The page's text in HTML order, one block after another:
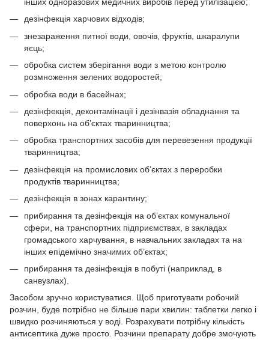
дезінфекція харчових відходів;
знезараження питної води, овочів, фруктів, шкаралупи
яєць;
обробка систем зберігання води з метою контролю
розмноження зелених водоростей;
обробка води в басейнах;
дезінфекція, деконтамінації і дезінвазія обладнання та
поверхонь на об’єктах тваринництва;
обробка транспортних засобів для перевезення продукції
тваринництва;
дезінфекція на промислових об’єктах з переробки
продуктів тваринництва;
дезінфекція в зонах карантину;
прибирання та дезінфекція на об’єктах комунальної
сфери, на транспортних підприємствах, в закладах
громадського харчування, в навчальних закладах та на
інших епідемічно значимих об’єктах;
прибирання та дезінфекція в побуті (наприклад, в
санвузлах).
Засобом зручно користуватися. Щоб приготувати робочий
розчин, буде потрібно не більше пари хвилин: таблетки легко і
швидко розчиняються у воді. Розрахувати потрібну кількість
антисептика дуже просто. Розчини препарату добре змочують